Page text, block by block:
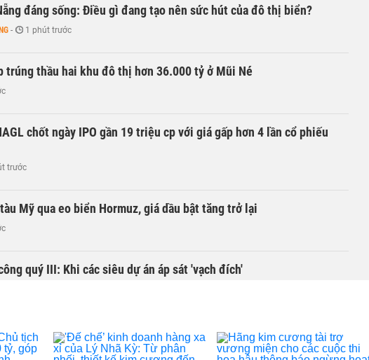
đáng sống: Điều gì đang tạo nên sức hút của đô thị biển?
- 1 phút trước
trúng thầu hai khu đô thị hơn 36.000 tỷ ở Mũi Né
chốt ngày IPO gần 19 triệu cp với giá gấp hơn 4 lần cổ phiếu
trước
Mỹ qua eo biển Hormuz, giá dầu bật tăng trở lại
quý III: Khi các siêu dự án áp sát 'vạch đích'
phục hồi nhờ thuế quan